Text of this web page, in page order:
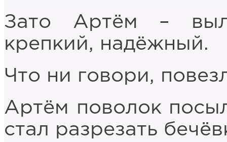
Зато Артём –
крепкий, надёжный.
Что ни говори,
Артём поволок
стал разрезать